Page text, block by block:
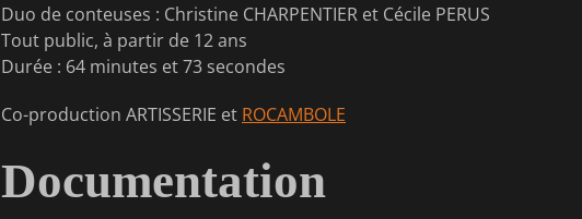
Duo de conteuses : Christine CHARPENTIER et Cécile PERUS
Tout public, à partir de 12 ans
Durée : 64 minutes et 73 secondes
Co-production ARTISSERIE et ROCAMBOLE
Documentation